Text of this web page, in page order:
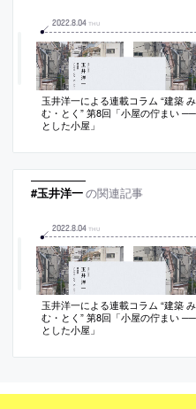
2022.8.04 THU
玉井洋一による連載コラム “建築
む・とく” 第8回「小屋の佇まい
とした小屋」
#玉井洋一の関連記事
2022.8.04 THU
玉井洋一による連載コラム “建築
む・とく” 第8回「小屋の佇まい
とした小屋」